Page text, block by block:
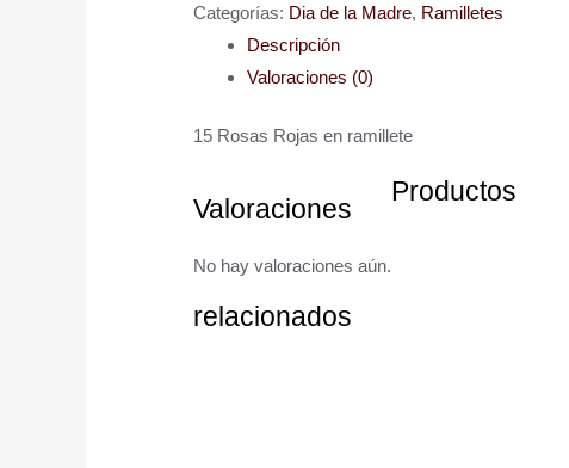
Categorías: Dia de la Madre, Ramilletes
Descripción
Valoraciones (0)
15 Rosas Rojas en ramillete
Valoraciones
No hay valoraciones aún.
Productos
relacionados